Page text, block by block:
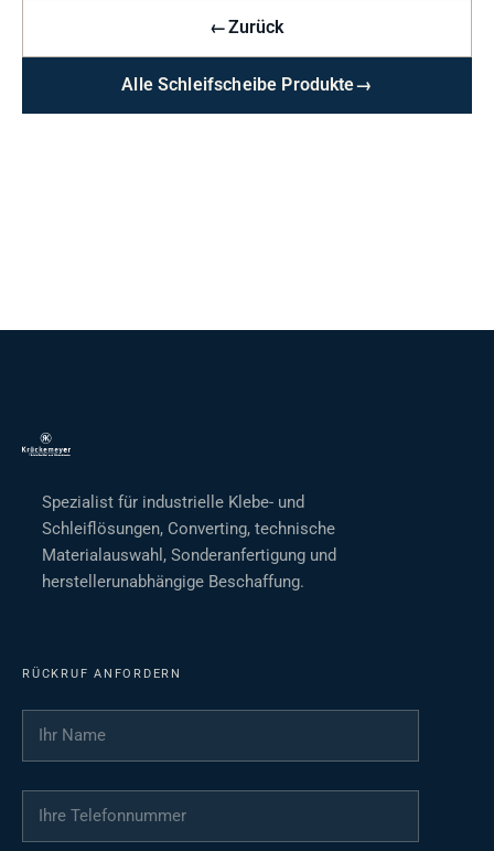
←Zurück
Alle Schleifscheibe Produkte→
Spezialist für industrielle Klebe- und
Schleiflösungen, Converting, technische
Materialauswahl, Sonderanfertigung und
herstellerunabhängige Beschaffung.
RÜCKRUF ANFORDERN
Ihr Name
Ihre Telefonnummer